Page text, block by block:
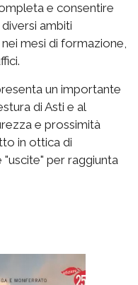
e consentire
ambiti
mesi di formazione,
un importante
di Asti e al
e prossimità
in ottica di
per raggiunta